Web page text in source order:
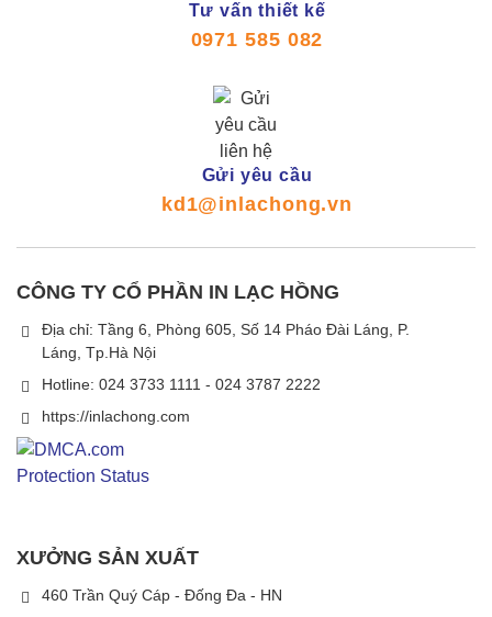
Tư vấn thiết kế
0971 585 082
Gửi yêu cầu
kd1@inlachong.vn
CÔNG TY CỔ PHẦN IN LẠC HỒNG
Địa chỉ: Tầng 6, Phòng 605, Số 14 Pháo Đài Láng, P.
Láng, Tp.Hà Nội
Hotline: 024 3733 1111 - 024 3787 2222
https://inlachong.com
XƯỞNG SẢN XUẤT
460 Trần Quý Cáp - Đống Đa - HN